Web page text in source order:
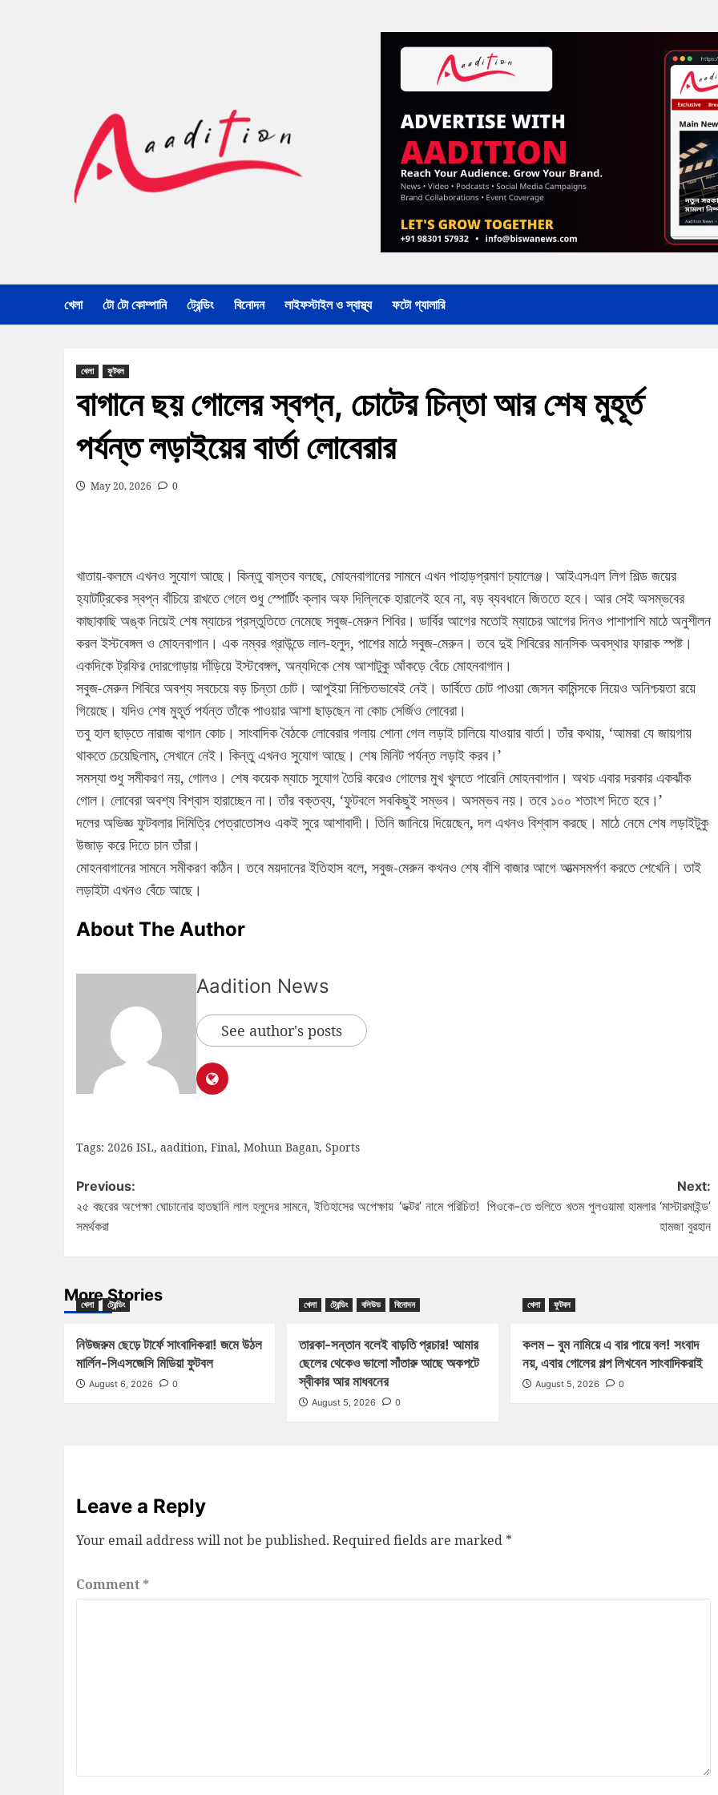
খেলা টো টো কোম্পানি ট্রেন্ডিং বিনোদন লাইফস্টাইল ও স্বাস্থ্য ফটো গ্যালারি
খেলা ফুটবল
বাগানে ছয় গোলের স্বপ্ন, চোটের চিন্তা আর শেষ মুহূর্ত
পর্যন্ত লড়াইয়ের বার্তা লোবেরার
May 20, 2026 0
খাতায়-কলমে এখনও সুযোগ আছে। কিন্তু বাস্তব বলছে, মোহনবাগানের সামনে এখন পাহাড়প্রমাণ চ্যালেঞ্জ। আইএসএল লিগ শিল্ড জয়ের
হ্যাটট্রিকের স্বপ্ন বাঁচিয়ে রাখতে গেলে শুধু স্পোর্টিং ক্লাব অফ দিল্লিকে হারালেই হবে না, বড় ব্যবধানে জিততে হবে। আর সেই অসম্ভবের
কাছাকাছি অঙ্ক নিয়েই শেষ ম্যাচের প্রস্তুতিতে নেমেছে সবুজ-মেরুন শিবির। ডার্বির আগের মতোই ম্যাচের আগের দিনও পাশাপাশি মাঠে অনুশীলন
করল ইস্টবেঙ্গল ও মোহনবাগান। এক নম্বর গ্রাউন্ডে লাল-হলুদ, পাশের মাঠে সবুজ-মেরুন। তবে দুই শিবিরের মানসিক অবস্থার ফারাক স্পষ্ট।
একদিকে ট্রফির দোরগোড়ায় দাঁড়িয়ে ইস্টবেঙ্গল, অন্যদিকে শেষ আশাটুকু আঁকড়ে বেঁচে মোহনবাগান।
সবুজ-মেরুন শিবিরে অবশ্য সবচেয়ে বড় চিন্তা চোট। আপুইয়া নিশ্চিতভাবেই নেই। ডার্বিতে চোট পাওয়া জেসন কামিন্সকে নিয়েও অনিশ্চয়তা রয়ে
গিয়েছে। যদিও শেষ মুহূর্ত পর্যন্ত তাঁকে পাওয়ার আশা ছাড়ছেন না কোচ সের্জিও লোবেরা।
তবু হাল ছাড়তে নারাজ বাগান কোচ। সাংবাদিক বৈঠকে লোবেরার গলায় শোনা গেল লড়াই চালিয়ে যাওয়ার বার্তা। তাঁর কথায়, ‘আমরা যে জায়গায়
থাকতে চেয়েছিলাম, সেখানে নেই। কিন্তু এখনও সুযোগ আছে। শেষ মিনিট পর্যন্ত লড়াই করব।’
সমস্যা শুধু সমীকরণ নয়, গোলও। শেষ কয়েক ম্যাচে সুযোগ তৈরি করেও গোলের মুখ খুলতে পারেনি মোহনবাগান। অথচ এবার দরকার একঝাঁক
গোল। লোবেরা অবশ্য বিশ্বাস হারাচ্ছেন না। তাঁর বক্তব্য, ‘ফুটবলে সবকিছুই সম্ভব। অসম্ভব নয়। তবে ১০০ শতাংশ দিতে হবে।’
দলের অভিজ্ঞ ফুটবলার দিমিত্রি পেত্রাতোসও একই সুরে আশাবাদী। তিনি জানিয়ে দিয়েছেন, দল এখনও বিশ্বাস করছে। মাঠে নেমে শেষ লড়াইটুকু
উজাড় করে দিতে চান তাঁরা।
মোহনবাগানের সামনে সমীকরণ কঠিন। তবে ময়দানের ইতিহাস বলে, সবুজ-মেরুন কখনও শেষ বাঁশি বাজার আগে আত্মসমর্পণ করতে শেখেনি। তাই
লড়াইটা এখনও বেঁচে আছে।
About The Author
Aadition News
See author's posts
Tags: 2026 ISL, aadition, Final, Mohun Bagan, Sports
Previous:
২৫ বছরের অপেক্ষা ঘোচানোর হাতছানি লাল হলুদের সামনে, ইতিহাসের অপেক্ষায়
সমর্থকরা
Next:
‘ডক্টর’ নামে পরিচিত! পিওকে-তে গুলিতে খতম পুলওয়ামা হামলার ‘মাস্টারমাইন্ড’
হামজা বুরহান
More Stories
খেলা ট্রেন্ডিং
নিউজরুম ছেড়ে টার্ফে সাংবাদিকরা! জমে উঠল
মার্লিন-সিএসজেসি মিডিয়া ফুটবল
August 6, 2026 0
খেলা ট্রেন্ডিং বলিউড বিনোদন
তারকা-সন্তান বলেই বাড়তি প্রচার! আমার
ছেলের থেকেও ভালো সাঁতারু আছে অকপটে
স্বীকার আর মাধবনের
August 5, 2026 0
খেলা ফুটবল
কলম – বুম নামিয়ে এ বার পায়ে বল! সংবাদ
নয়, এবার গোলের গল্প লিখবেন সাংবাদিকরাই
August 5, 2026 0
Leave a Reply
Your email address will not be published. Required fields are marked *
Comment *